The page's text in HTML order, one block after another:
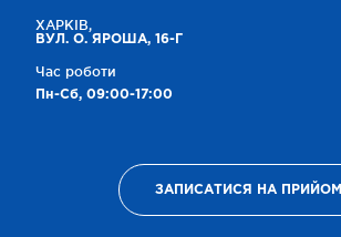
ХАРКІВ,
ВУЛ. О. ЯРОША, 16-Г
Час роботи
Пн-Сб, 09:00-17:00
ЗАПИСАТИСЯ НА ПРИЙОМ